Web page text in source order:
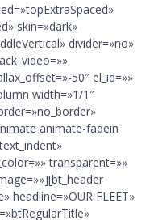
skin=»dark»
divider=»no»
50″ el_id=»»
width=»1/1″
animate-fadein
transparent=»»
headline=»OUR FLEET»